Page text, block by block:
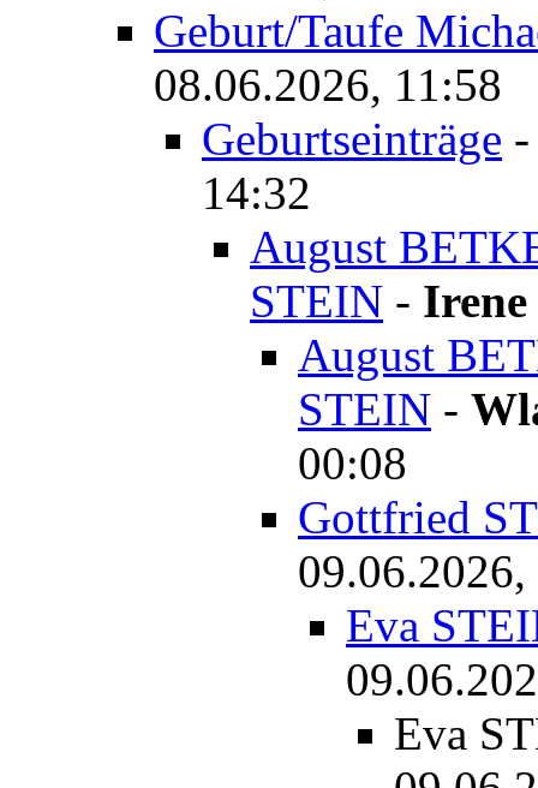
Geburt/Taufe
08.06.2026, 11:58
Geburtseinträge
14:32
August
STEIN -
August
STEIN -
00:08
Gottfried
Eva
Eva